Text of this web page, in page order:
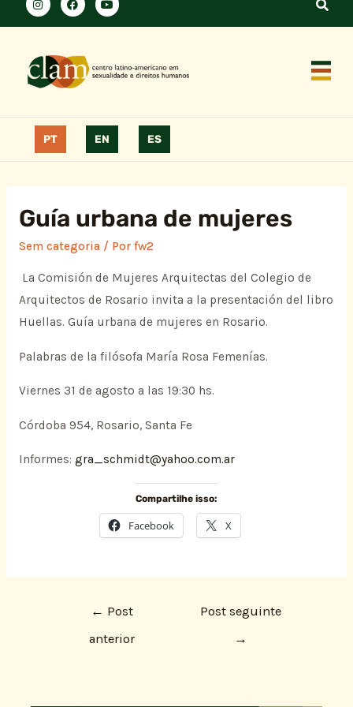
PT EN ES
Guía urbana de mujeres
Sem categoria/ Por fw2
La Comisión de Mujeres Arquitectas del Colegio de
Arquitectos de Rosario invita a la presentación del libro
Huellas. Guía urbana de mujeres en Rosario.
Palabras de la filósofa María Rosa Femenías.
Viernes 31 de agosto a las 19:30 hs.
Córdoba 954, Rosario, Santa Fe
Informes: gra_schmidt@yahoo.com.ar
Compartilhe isso:
Facebook X
← Post
anterior
Post seguinte
→